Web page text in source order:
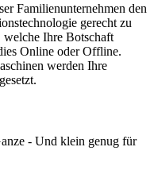
Familienunternehmen den
gerecht zu
Ihre Botschaft
Online oder Offline.
werden Ihre
- Und klein genug für